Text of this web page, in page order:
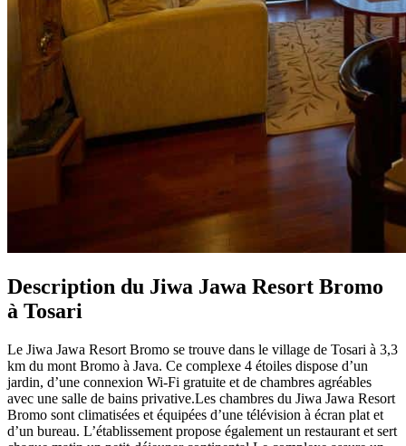
Description du Jiwa Jawa Resort Bromo
à Tosari
Le Jiwa Jawa Resort Bromo se trouve dans le village de Tosari à 3,3
km du mont Bromo à Java. Ce complexe 4 étoiles dispose d’un
jardin, d’une connexion Wi-Fi gratuite et de chambres agréables
avec une salle de bains privative.Les chambres du Jiwa Jawa Resort
Bromo sont climatisées et équipées d’une télévision à écran plat et
d’un bureau. L’établissement propose également un restaurant et sert